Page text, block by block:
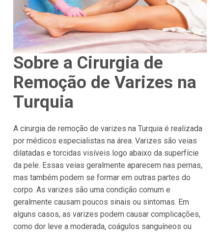
Sobre a Cirurgia de
Remoção de Varizes na
Turquia
A cirurgia de remoção de varizes na Turquia é realizada
por médicos especialistas na área. Varizes são veias
dilatadas e torcidas visíveis logo abaixo da superfície
da pele. Essas veias geralmente aparecem nas pernas,
mas também podem se formar em outras partes do
corpo. As varizes são uma condição comum e
geralmente causam poucos sinais ou sintomas. Em
alguns casos, as varizes podem causar complicações,
como dor leve a moderada, coágulos sanguíneos ou